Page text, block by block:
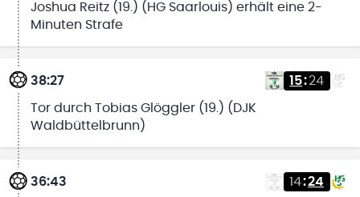
Joshua Reitz (19.) (HG Saarlouis) erhält eine 2-
Minuten Strafe
38:27 15:24
Tor durch Tobias Glöggler (19.) (DJK
Waldbüttelbrunn)
36:43 14:24